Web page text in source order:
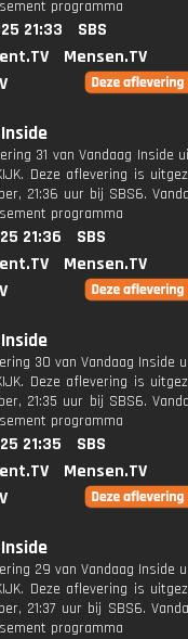
programma
21:33
SBS
Mensen.TV
31 van Vandaag Inside
Deze aflevering is
21:36 uur bij SBS6.
programma
21:36
SBS
Mensen.TV
30 van Vandaag Inside
Deze aflevering is
21:35 uur bij SBS6.
programma
21:35
SBS
Mensen.TV
29 van Vandaag Inside
Deze aflevering is
21:37 uur bij SBS6.
programma